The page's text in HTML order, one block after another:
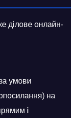
ділове онлайн-
умови
на
і